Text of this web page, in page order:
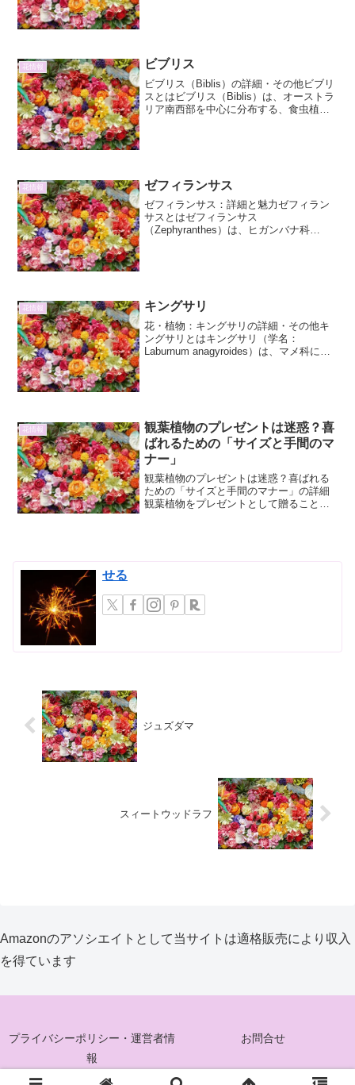
花情報 ビブリス
ビブリス（Biblis）の詳細・その他ビブリ
スとはビブリス（Biblis）は、オーストラ
リア南西部を中心に分布する、食虫植物
花情報 ゼフィランサス
ゼフィランサス：詳細と魅力ゼフィラン
サスとはゼフィランサス
（Zephyranthes）は、ヒガンバナ科
花情報 キングサリ
花・植物：キングサリの詳細・その他キ
ングサリとはキングサリ（学名：
Laburnum anagyroides）は、マメ科に属
花情報
観葉植物のプレゼントは迷惑？喜
ばれるための「サイズと手間のマ
ナー」
観葉植物のプレゼントは迷惑？喜ばれる
ための「サイズと手間のマナー」の詳細
観葉植物をプレゼントとして贈ること
せる
ジュズダマ
スィートウッドラフ
Amazonのアソシエイトとして当サイトは適格販売により収入
を得ています
プライバシーポリシー・運営者情
報
お問合せ